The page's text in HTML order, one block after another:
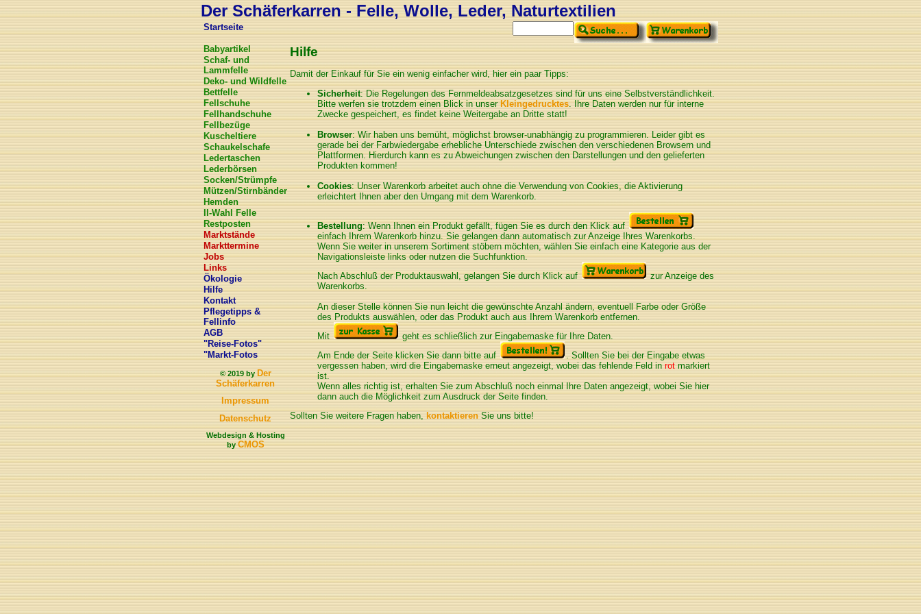
Der Schäferkarren - Felle, Wolle, Leder, Naturtextilien
Startseite
Babyartikel
Schaf- und
Lammfelle
Deko- und Wildfelle
Bettfelle
Fellschuhe
Fellhandschuhe
Fellbezüge
Kuscheltiere
Schaukelschafe
Ledertaschen
Lederbörsen
Socken/Strümpfe
Mützen/Stirnbänder
Hemden
II-Wahl Felle
Restposten
Marktstände
Markttermine
Jobs
Links
Ökologie
Hilfe
Kontakt
Pflegetipps &
Fellinfo
AGB
"Reise-Fotos"
"Markt-Fotos
© 2019 byDer
Schäferkarren
Impressum
Datenschutz
Webdesign & Hosting
byCMOS
Hilfe
Damit der Einkauf für Sie ein wenig einfacher wird, hier ein paar Tipps:
Sicherheit: Die Regelungen des Fernmeldeabsatzgesetzes sind für uns eine Selbstverständlichkeit.
Bitte werfen sie trotzdem einen Blick in unserKleingedrucktes. Ihre Daten werden nur für interne
Zwecke gespeichert, es findet keine Weitergabe an Dritte statt!
Browser: Wir haben uns bemüht, möglichst browser-unabhängig zu programmieren. Leider gibt es
gerade bei der Farbwiedergabe erhebliche Unterschiede zwischen den verschiedenen Browsern und
Plattformen. Hierdurch kann es zu Abweichungen zwischen den Darstellungen und den gelieferten
Produkten kommen!
Cookies: Unser Warenkorb arbeitet auch ohne die Verwendung von Cookies, die Aktivierung
erleichtert Ihnen aber den Umgang mit dem Warenkorb.
Bestellung: Wenn Ihnen ein Produkt gefällt, fügen Sie es durch den Klick auf
einfach Ihrem Warenkorb hinzu. Sie gelangen dann automatisch zur Anzeige Ihres Warenkorbs.
Wenn Sie weiter in unserem Sortiment stöbern möchten, wählen Sie einfach eine Kategorie aus der
Navigationsleiste links oder nutzen die Suchfunktion.
Nach Abschluß der Produktauswahl, gelangen Sie durch Klick auf
zur Anzeige des
Warenkorbs.
An dieser Stelle können Sie nun leicht die gewünschte Anzahl ändern, eventuell Farbe oder Größe
des Produkts auswählen, oder das Produkt auch aus Ihrem Warenkorb entfernen.
Mit
geht es schließlich zur Eingabemaske für Ihre Daten.
Am Ende der Seite klicken Sie dann bitte auf
. Sollten Sie bei der Eingabe etwas
vergessen haben, wird die Eingabemaske erneut angezeigt, wobei das fehlende Feld in rot markiert
ist.
Wenn alles richtig ist, erhalten Sie zum Abschluß noch einmal Ihre Daten angezeigt, wobei Sie hier
dann auch die Möglichkeit zum Ausdruck der Seite finden.
Sollten Sie weitere Fragen haben,
kontaktieren Sie uns bitte!